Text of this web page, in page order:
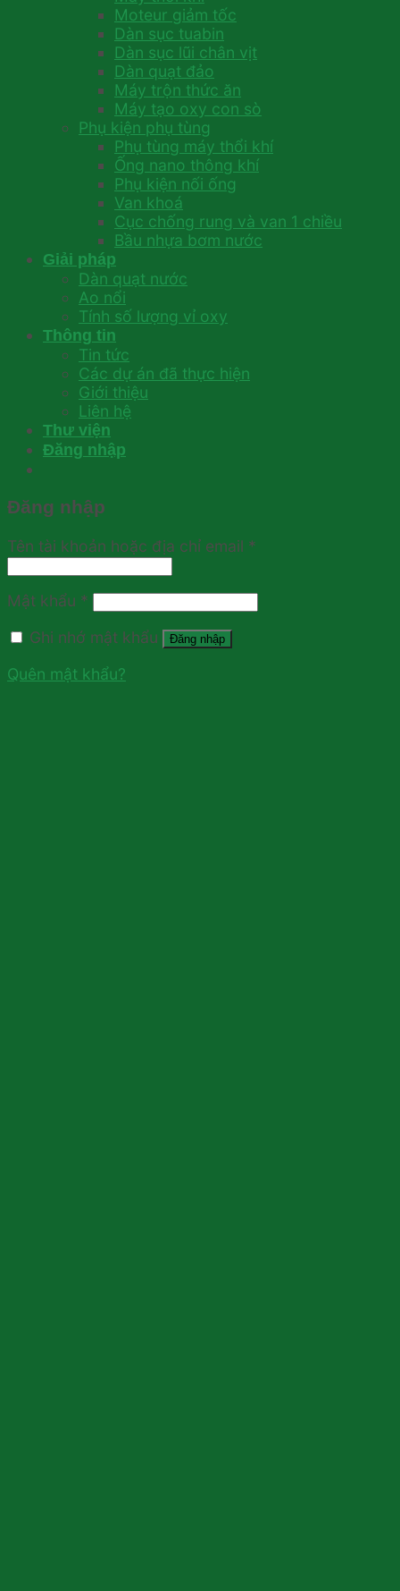
Moteur giảm tốc
Dàn sục tuabin
Dàn sục lũi chân vịt
Dàn quạt đảo
Máy trộn thức ăn
Máy tạo oxy con sò
Phụ kiện phụ tùng
Phụ tùng máy thổi khí
Ống nano thông khí
Phụ kiện nối ống
Van khoá
Cục chống rung và van 1 chiều
Bầu nhựa bơm nước
Giải pháp
Dàn quạt nước
Ao nổi
Tính số lượng vỉ oxy
Thông tin
Tin tức
Các dự án đã thực hiện
Giới thiệu
Liên hệ
Thư viện
Đăng nhập
Đăng nhập
Tên tài khoản hoặc địa chỉ email *
Mật khẩu *
Ghi nhớ mật khẩu
Đăng nhập
Quên mật khẩu?